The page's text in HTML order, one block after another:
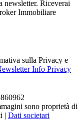
newsletter. Riceverai
Immobiliare
sulla Privacy e
Info Privacy
sono proprietà di
| Dati societari